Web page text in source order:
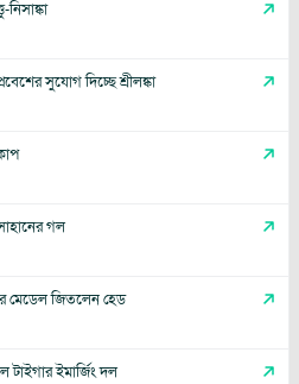
সুযোগ দিচ্ছে শ্রীলঙ্কা
গল
মেডেল জিতলেন হেড
টাইগার ইমার্জিং দল